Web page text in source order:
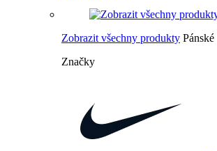
Zobrazit všechny produkty
Značky